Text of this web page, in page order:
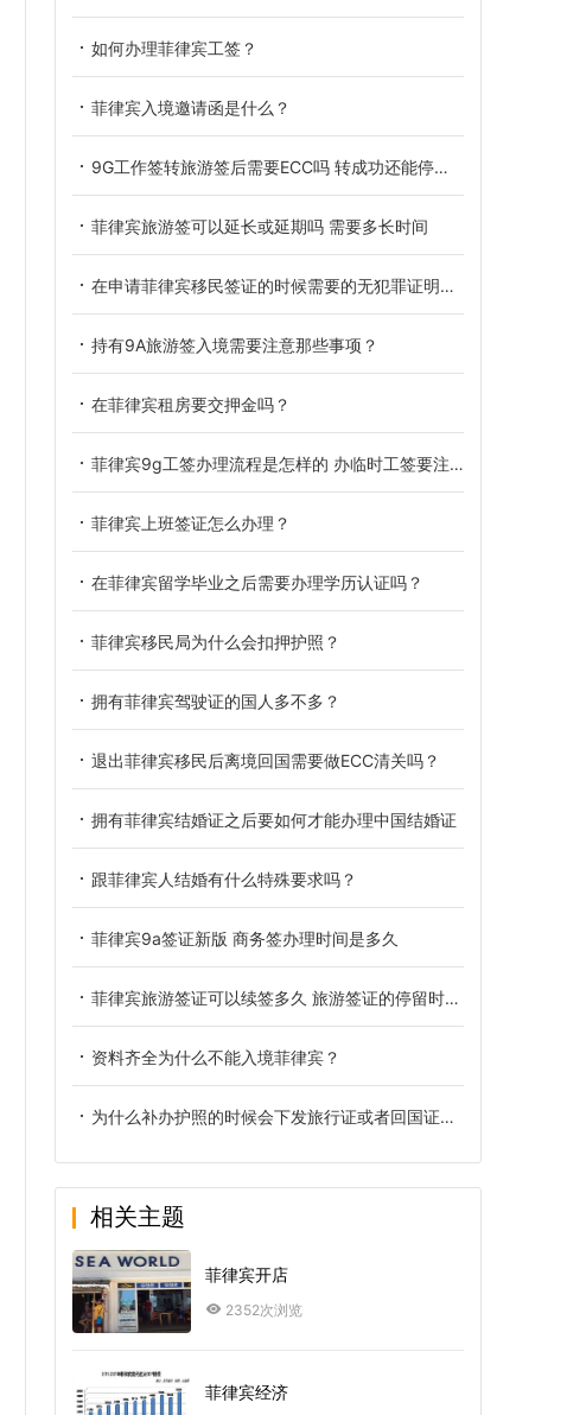
如何办理菲律宾工签？
菲律宾入境邀请函是什么？
9G工作签转旅游签后需要ECC吗 转成功还能停留多久
菲律宾旅游签可以延长或延期吗 需要多长时间
在申请菲律宾移民签证的时候需要的无犯罪证明在哪里办理？
持有9A旅游签入境需要注意那些事项？
在菲律宾租房要交押金吗？
菲律宾9g工签办理流程是怎样的 办临时工签要注意什么
菲律宾上班签证怎么办理？
在菲律宾留学毕业之后需要办理学历认证吗？
菲律宾移民局为什么会扣押护照？
拥有菲律宾驾驶证的国人多不多？
退出菲律宾移民后离境回国需要做ECC清关吗？
拥有菲律宾结婚证之后要如何才能办理中国结婚证
跟菲律宾人结婚有什么特殊要求吗？
菲律宾9a签证新版 商务签办理时间是多久
菲律宾旅游签证可以续签多久 旅游签证的停留时间是多久
资料齐全为什么不能入境菲律宾？
为什么补办护照的时候会下发旅行证或者回国证明？
相关主题
菲律宾开店
2352次浏览
菲律宾经济